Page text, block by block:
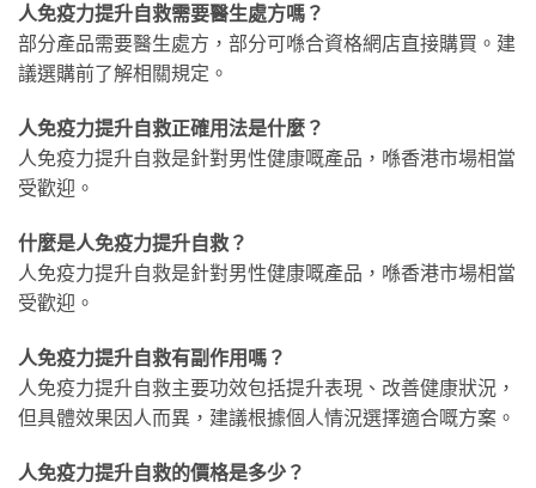
人免疫力提升自救需要醫生處方嗎？
部分產品需要醫生處方，部分可喺合資格網店直接購買。建
議選購前了解相關規定。
人免疫力提升自救正確用法是什麼？
人免疫力提升自救是針對男性健康嘅產品，喺香港市場相當
受歡迎。
什麼是人免疫力提升自救？
人免疫力提升自救是針對男性健康嘅產品，喺香港市場相當
受歡迎。
人免疫力提升自救有副作用嗎？
人免疫力提升自救主要功效包括提升表現、改善健康狀況，
但具體效果因人而異，建議根據個人情況選擇適合嘅方案。
人免疫力提升自救的價格是多少？